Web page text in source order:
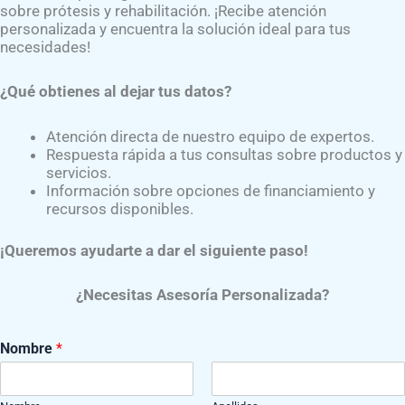
integral de rehabilitación supervisado por especialistas.
para fortalecer el muñón, mejorar la marcha y aumentar
los retos que implica la amputación, por ello la
da clic al siguiente botón:​
sobre prótesis y rehabilitación. ¡Recibe atención
personalizada y encuentra la solución ideal para tus
necesidades!
¿Qué obtienes al dejar tus datos?
Atención directa de nuestro equipo de expertos.
Respuesta rápida a tus consultas sobre productos y
servicios.
Información sobre opciones de financiamiento y
recursos disponibles.
¡Queremos ayudarte a dar el siguiente paso!
¿Necesitas Asesoría Personalizada?
Nombre *